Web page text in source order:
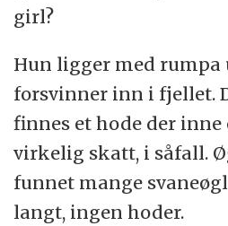
girl?
Hun ligger med rumpa
forsvinner inn i fjellet.
finnes et hode der inne
virkelig skatt, i såfall.
funnet mange
langt, ingen hoder.